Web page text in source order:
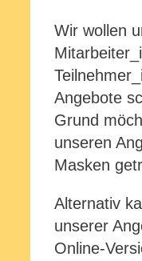
Wir wollen
Angebote
Grund
unseren
Masken
Alternativ
unserer
Online-